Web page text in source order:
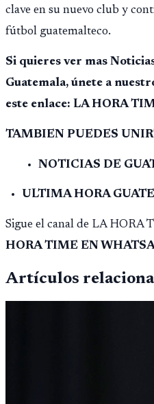
clave en su nuevo club y
fútbol guatemalteco.
Si quieres ver mas
Guatemala, únete a
este enlace: LA HORA
TAMBIEN PUEDES
NOTICIAS DE
ULTIMA HORA
Sigue el canal de LA HORA
HORA TIME EN
Artículos